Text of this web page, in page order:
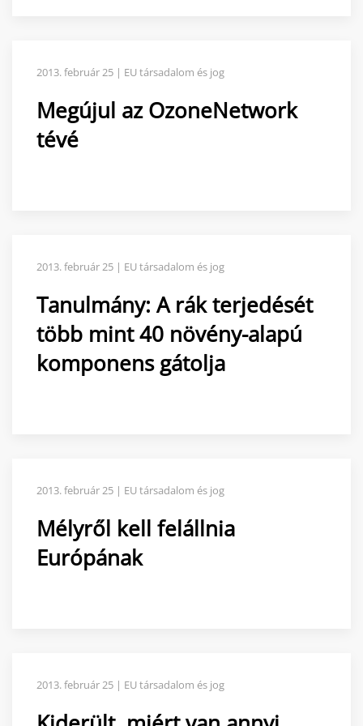
2013. február 25 | EU társadalom és jog
Megújul az OzoneNetwork
tévé
2013. február 25 | EU társadalom és jog
Tanulmány: A rák terjedését
több mint 40 növény-alapú
komponens gátolja
2013. február 25 | EU társadalom és jog
Mélyről kell felállnia
Európának
2013. február 25 | EU társadalom és jog